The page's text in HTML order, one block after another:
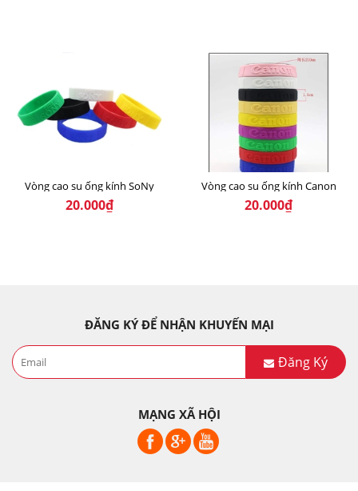
Vòng cao su ống kính SoNy
20.000₫
Vòng cao su ống kính Canon
20.000₫
ĐĂNG KÝ ĐỂ NHẬN KHUYẾN MẠI
Đăng Ký
MẠNG XÃ HỘI